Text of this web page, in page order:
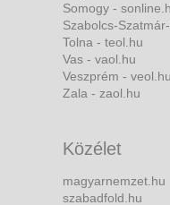
Somogy -
Szabolcs-
Tolna - teol.hu
Vas - vaol.hu
Veszprém - veol.hu
Zala - zaol.hu
Közélet
magyarnemzet.hu
szabadfold.hu